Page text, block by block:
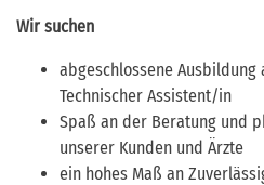
Wir suchen
abgeschlossene Ausbildung
Technischer Assistent/in
Spaß an der Beratung und
unserer Kunden und Ärzte
ein hohes Maß an